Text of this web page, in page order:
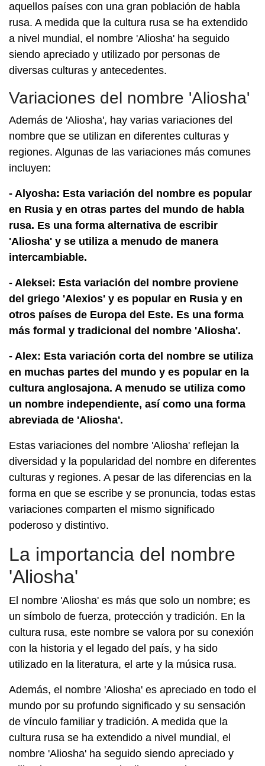
aquellos países con una gran población de habla
rusa. A medida que la cultura rusa se ha extendido
a nivel mundial, el nombre 'Aliosha' ha seguido
siendo apreciado y utilizado por personas de
diversas culturas y antecedentes.
Variaciones del nombre 'Aliosha'
Además de 'Aliosha', hay varias variaciones del
nombre que se utilizan en diferentes culturas y
regiones. Algunas de las variaciones más comunes
incluyen:
- Alyosha: Esta variación del nombre es popular
en Rusia y en otras partes del mundo de habla
rusa. Es una forma alternativa de escribir
'Aliosha' y se utiliza a menudo de manera
intercambiable.
- Aleksei: Esta variación del nombre proviene
del griego 'Alexios' y es popular en Rusia y en
otros países de Europa del Este. Es una forma
más formal y tradicional del nombre 'Aliosha'.
- Alex: Esta variación corta del nombre se utiliza
en muchas partes del mundo y es popular en la
cultura anglosajona. A menudo se utiliza como
un nombre independiente, así como una forma
abreviada de 'Aliosha'.
Estas variaciones del nombre 'Aliosha' reflejan la
diversidad y la popularidad del nombre en diferentes
culturas y regiones. A pesar de las diferencias en la
forma en que se escribe y se pronuncia, todas estas
variaciones comparten el mismo significado
poderoso y distintivo.
La importancia del nombre
'Aliosha'
El nombre 'Aliosha' es más que solo un nombre; es
un símbolo de fuerza, protección y tradición. En la
cultura rusa, este nombre se valora por su conexión
con la historia y el legado del país, y ha sido
utilizado en la literatura, el arte y la música rusa.
Además, el nombre 'Aliosha' es apreciado en todo el
mundo por su profundo significado y su sensación
de vínculo familiar y tradición. A medida que la
cultura rusa se ha extendido a nivel mundial, el
nombre 'Aliosha' ha seguido siendo apreciado y